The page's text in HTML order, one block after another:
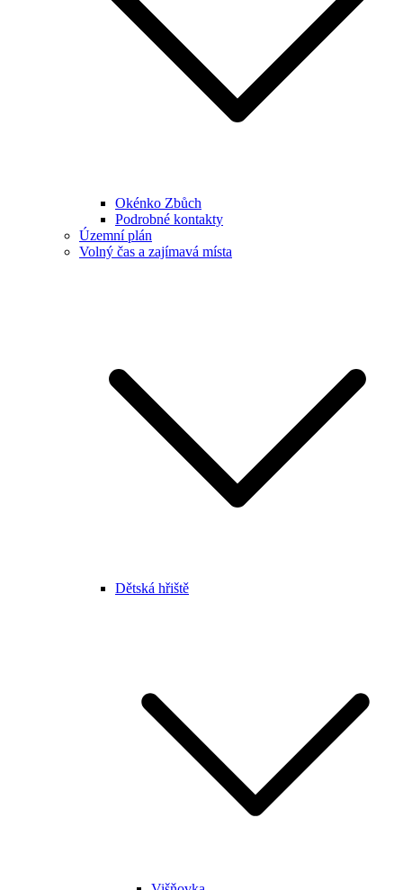
Okénko Zbůch
Podrobné kontakty
Územní plán
Volný čas a zajímavá místa
Dětská hřiště